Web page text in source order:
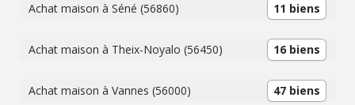
Achat maison à Séné (56860) 11 biens
Achat maison à Theix-Noyalo (56450) 16 biens
Achat maison à Vannes (56000) 47 biens